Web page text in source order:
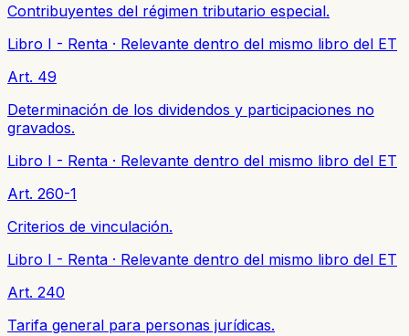
Contribuyentes del régimen tributario especial.
Libro I - Renta · Relevante dentro del mismo libro del ET
Art. 49
Determinación de los dividendos y participaciones no
gravados.
Libro I - Renta · Relevante dentro del mismo libro del ET
Art. 260-1
Criterios de vinculación.
Libro I - Renta · Relevante dentro del mismo libro del ET
Art. 240
Tarifa general para personas jurídicas.